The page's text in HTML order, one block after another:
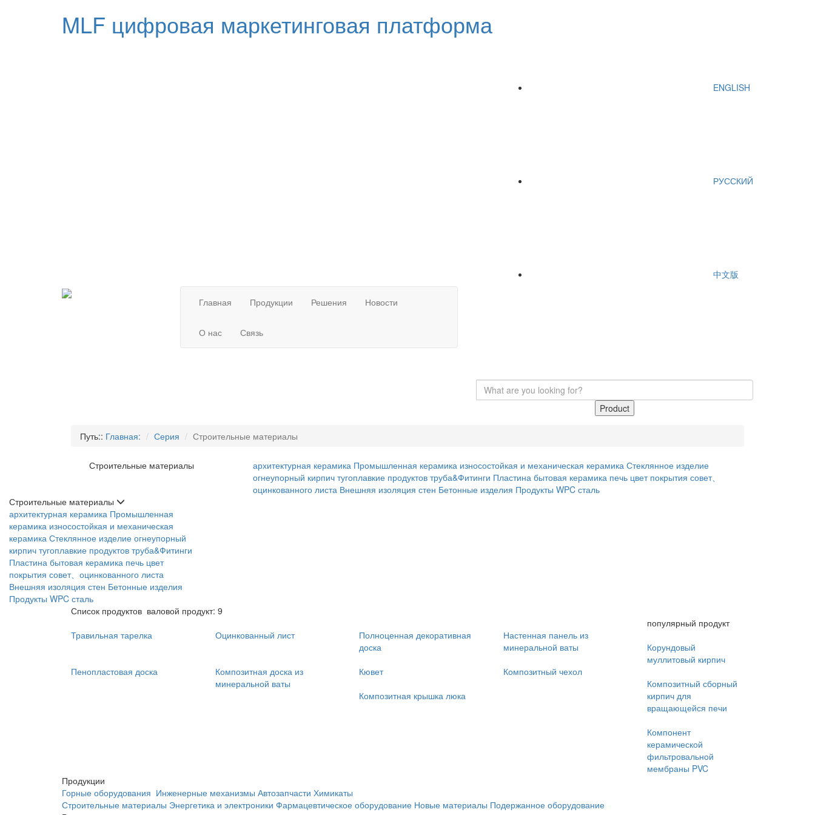
MLF цифровая маркетинговая платформа
ENGLISH
РУССКИЙ
中文版
Главная Продукции Решения Новости
О нас Связь
Product
Путь:: Главная: Серия Строительные материалы
Строительные материалы архитектурная керамика Промышленная керамика износостойкая и механическая керамика Стеклянное изделие
огнеупорный кирпич тугоплавкие продуктов труба&Фитинги Пластина бытовая керамика печь цвет покрытия совет、
оцинкованного листа Внешняя изоляция стен Бетонные изделия Продукты WPC сталь
Строительные материалы
архитектурная керамика Промышленная
керамика износостойкая и механическая
керамика Стеклянное изделие огнеупорный
кирпич тугоплавкие продуктов труба&Фитинги
Пластина бытовая керамика печь цвет
покрытия совет、оцинкованного листа
Внешняя изоляция стен Бетонные изделия
Продукты WPC сталь
Список продуктов валовой продукт: 9
Травильная тарелка
Оцинкованный лист
Полноценная декоративная
доска
Настенная панель из
минеральной ваты
Пенопластовая доска
Композитная доска из
минеральной ваты
Кювет
Композитный чехол
Композитная крышка люка
популярный продукт
Корундовый
муллитовый кирпич
Композитный сборный
кирпич для
вращающейся печи
Компонент
керамической
фильтровальной
мембраны PVC
Продукции
Горные оборудования Инженерные механизмы Автозапчасти Химикаты
Строительные материалы Энергетика и электроники Фармацевтическое оборудование Новые материалы Подержанное оборудование